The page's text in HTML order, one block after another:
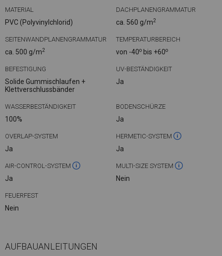
MATERIAL
PVC (Polyvinylchlorid)
DACHPLANENGRAMMATUR
ca. 560 g/m2
SEITENWANDPLANENGRAMMATUR
ca. 500 g/m2
TEMPERATURBEREICH
von -40o bis +60o
BEFESTIGUNG
Solide Gummischlaufen +
Klettverschlussbänder
UV-BESTÄNDIGKEIT
Ja
WASSERBESTÄNDIGKEIT
100%
BODENSCHÜRZE
Ja
OVERLAP-SYSTEM
Ja
HERMETIC-SYSTEM
Ja
AIR-CONTROL-SYSTEM
Ja
MULTI-SIZE SYSTEM
Nein
FEUERFEST
Nein
AUFBAUANLEITUNGEN